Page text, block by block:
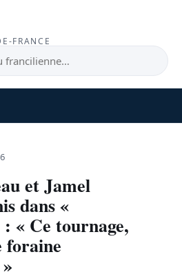
FRANCE
et Jamel
dans «
« Ce tournage,
foraine